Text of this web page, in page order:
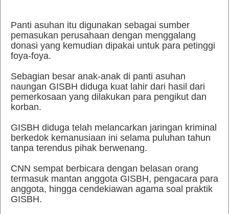
Panti asuhan itu digunakan sebagai sumber
pemasukan perusahaan dengan menggalang
donasi yang kemudian dipakai untuk para petinggi
foya-foya.
Sebagian besar anak-anak di panti asuhan
naungan GISBH diduga kuat lahir dari hasil dari
pemerkosaan yang dilakukan para pengikut dan
korban.
GISBH diduga telah melancarkan jaringan kriminal
berkedok kemanusiaan ini selama puluhan tahun
tanpa terendus pihak berwenang.
CNN sempat berbicara dengan belasan orang
termasuk mantan anggota GISBH, pengacara para
anggota, hingga cendekiawan agama soal praktik
GISBH.